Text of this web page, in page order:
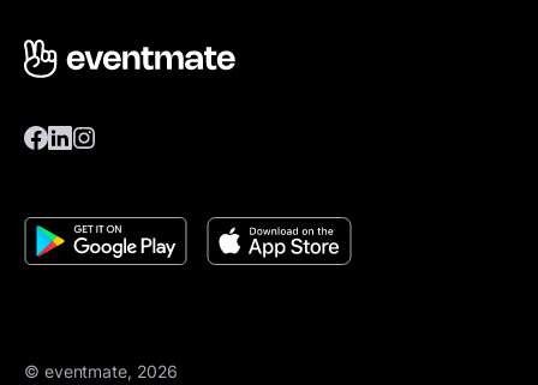
© eventmate, 2026